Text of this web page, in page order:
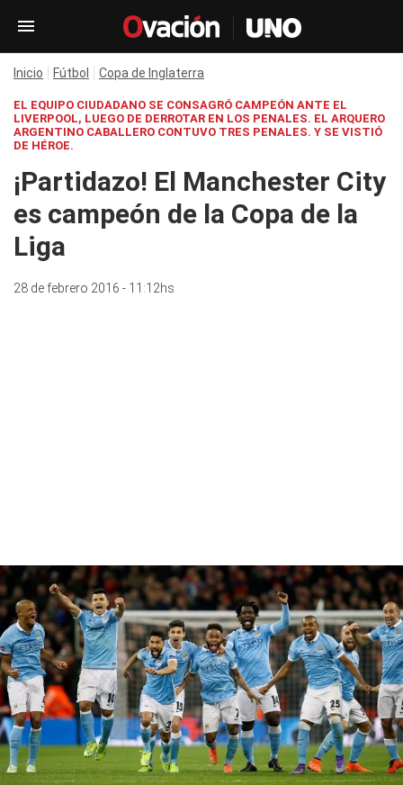
Inicio Fútbol Copa de Inglaterra
EL EQUIPO CIUDADANO SE CONSAGRÓ CAMPEÓN ANTE EL
LIVERPOOL, LUEGO DE DERROTAR EN LOS PENALES. EL ARQUERO
ARGENTINO CABALLERO CONTUVO TRES PENALES. Y SE VISTIÓ
DE HÉROE.
¡Partidazo! El Manchester City
es campeón de la Copa de la
Liga
28 de febrero 2016 - 11:12hs